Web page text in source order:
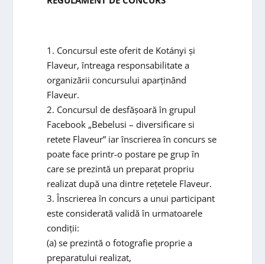
1. Concursul este oferit de Kotányi și
Flaveur, întreaga responsabilitate a
organizării concursului aparținând
Flaveur.
2. Concursul de desfășoară în grupul
Facebook „Bebelusi – diversificare si
retete Flaveur” iar înscrierea în concurs se
poate face printr-o postare pe grup în
care se prezintă un preparat propriu
realizat după una dintre rețetele Flaveur.
3. Înscrierea în concurs a unui participant
este considerată validă în urmatoarele
condiții:
(a) se prezintă o fotografie proprie a
preparatului realizat,